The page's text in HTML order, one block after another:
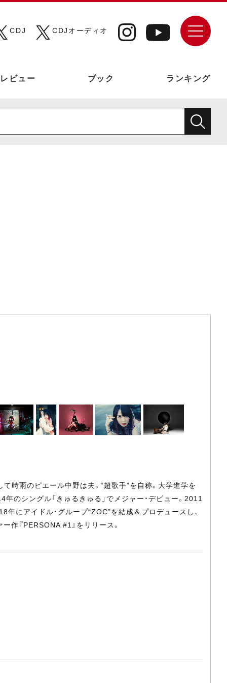
CDJ
CDJオーディオ
レビュー ブック ランキング
時雨のピエール中野は夫。“超歌手”を自称。大学進学を
のシングル「きゅるきゅる」でメジャー・デビュー。2011
にアイドル・グループ“ZOC”を結成＆プロデュースし、
作『PERSONA #1』をリリース。